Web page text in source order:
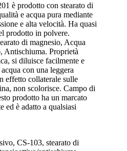
è prodotto con stearato di
e acqua pura mediante
e alta velocità. Ha quasi
prodotto in polvere.
di magnesio, Acqua
Antischiuma. Proprietà
si diluisce facilmente e
con una leggera
effetto collaterale sulle
non scolorisce. Campo di
prodotto ha un marcato
ed è adatto a qualsiasi